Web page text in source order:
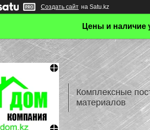
Создать сайт на Satu.kz
Цены и наличие
Комплексные
материалов